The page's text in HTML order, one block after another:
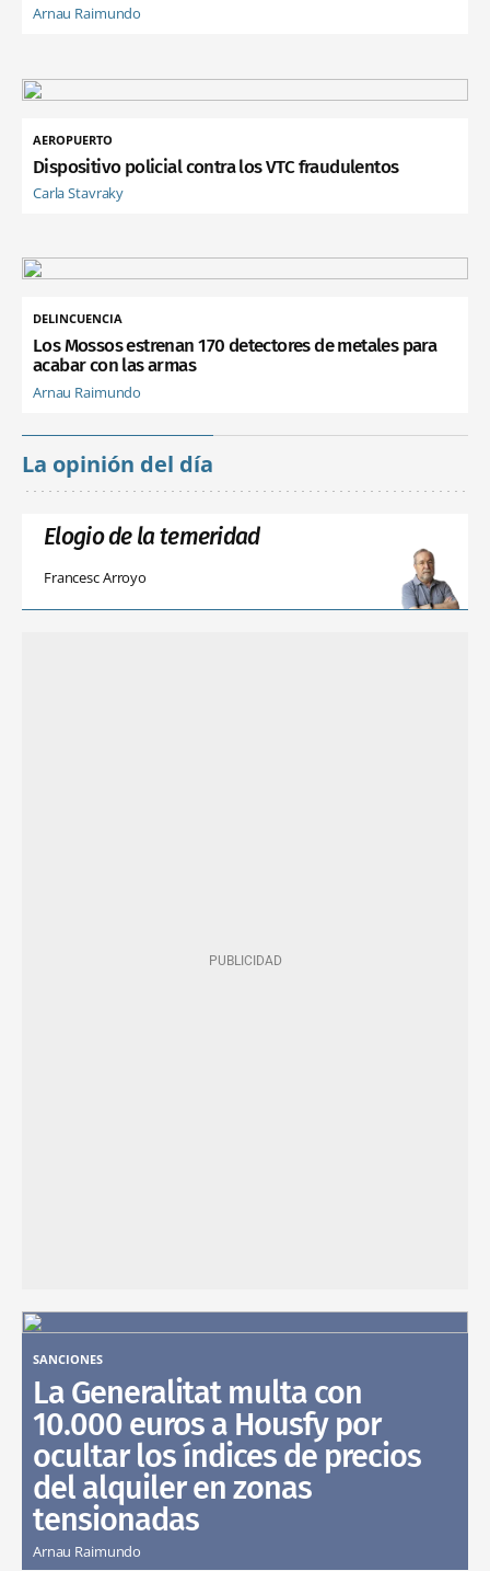
Arnau Raimundo
AEROPUERTO
Dispositivo policial contra los VTC fraudulentos
Carla Stavraky
DELINCUENCIA
Los Mossos estrenan 170 detectores de metales para
acabar con las armas
Arnau Raimundo
La opinión del día
Elogio de la temeridad
Francesc Arroyo
SANCIONES
La Generalitat multa con
10.000 euros a Housfy por
ocultar los índices de precios
del alquiler en zonas
tensionadas
Arnau Raimundo